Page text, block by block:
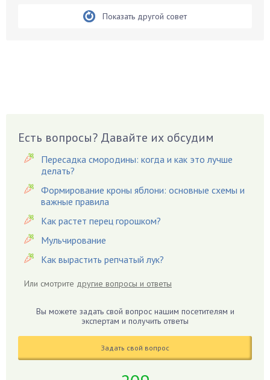
Вешенки
Виноград
Вредители
Гардения
Гацания
Гвоздики
Георгины
Гиацинт
Гладиолусы
Показать другой совет
Есть вопросы? Давайте их обсудим
Пересадка смородины: когда и как это лучше
делать?
Формирование кроны яблони: основные схемы и
важные правила
Как растет перец горошком?
Мульчирование
Как вырастить репчатый лук?
Или смотрите другие вопросы и ответы
Вы можете задать свой вопрос нашим посетителям и
экспертам и получить ответы
Задать свой вопрос